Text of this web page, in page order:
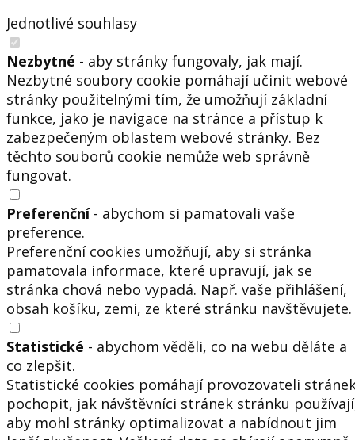
Jednotlivé souhlasy
Nezbytné - aby stránky fungovaly, jak mají.
Nezbytné soubory cookie pomáhají učinit webové
stránky použitelnými tím, že umožňují základní
funkce, jako je navigace na stránce a přístup k
zabezpečeným oblastem webové stránky. Bez
těchto souborů cookie nemůže web správně
fungovat.
Preferenční- abychom si pamatovali vaše
preference.
Preferenční cookies umožňují, aby si stránka
pamatovala informace, které upravují, jak se
stránka chová nebo vypadá. Např. vaše přihlášení,
obsah košíku, zemi, ze které stránku navštěvujete.
Statistické - abychom věděli, co na webu děláte a
co zlepšit.
Statistické cookies pomáhají provozovateli
pochopit, jak návštěvníci stránek stránku
aby mohl stránky optimalizovat a nabídnout jim